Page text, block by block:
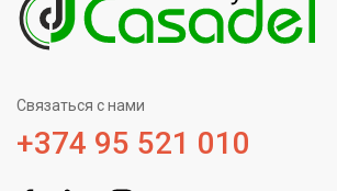
Связаться с нами
+374 95 521 010